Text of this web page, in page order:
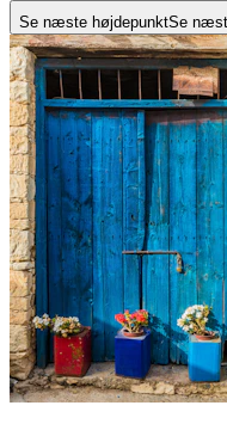
Se næste højdepunktSe